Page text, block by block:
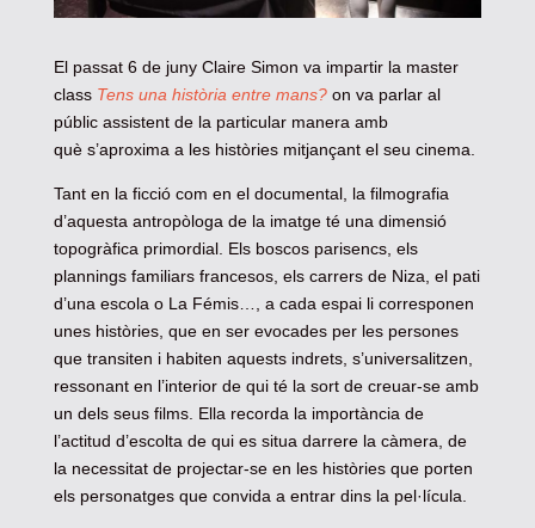
El passat 6 de juny Claire Simon va impartir la master
class Tens una història entre mans?on va parlar al
públic assistent de la particular manera amb
què s’aproxima a les històries mitjançant el seu cinema.
Tant en la ficció com en el documental, la filmografia
d’aquesta antropòloga de la imatge té una dimensió
topogràfica primordial. Els boscos parisencs, els
plannings familiars francesos, els carrers de Niza, el pati
d’una escola o La Fémis…, a cada espai li corresponen
unes històries, que en ser evocades per les persones
que transiten i habiten aquests indrets, s’universalitzen,
ressonant en l’interior de qui té la sort de creuar-se amb
un dels seus films. Ella recorda la importància de
l’actitud d’escolta de qui es situa darrere la càmera, de
la necessitat de projectar-se en les històries que porten
els personatges que convida a entrar dins la pel·lícula.